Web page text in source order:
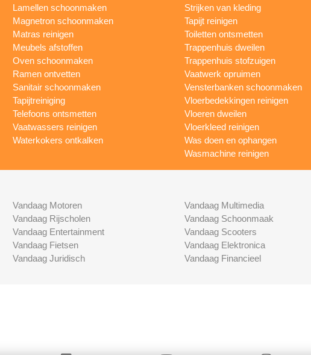
Lamellen schoonmaken
Magnetron schoonmaken
Matras reinigen
Meubels afstoffen
Oven schoonmaken
Ramen ontvetten
Sanitair schoonmaken
Tapijtreiniging
Telefoons ontsmetten
Vaatwassers reinigen
Waterkokers ontkalken
Strijken van kleding
Tapijt reinigen
Toiletten ontsmetten
Trappenhuis dweilen
Trappenhuis stofzuigen
Vaatwerk opruimen
Vensterbanken schoonmaken
Vloerbedekkingen reinigen
Vloeren dweilen
Vloerkleed reinigen
Was doen en ophangen
Wasmachine reinigen
Vandaag Motoren
Vandaag Rijscholen
Vandaag Entertainment
Vandaag Fietsen
Vandaag Juridisch
Vandaag Multimedia
Vandaag Schoonmaak
Vandaag Scooters
Vandaag Elektronica
Vandaag Financieel